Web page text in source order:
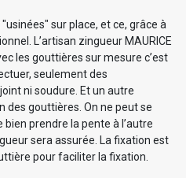
sur place, et ce, grâce à
L’artisan zingueur MAURICE
les gouttières sur mesure c’est
seulement des
ni soudure. Et un autre
des gouttières. On ne peut se
prendre la pente à l’autre
sera assurée. La fixation est
pour faciliter la fixation.